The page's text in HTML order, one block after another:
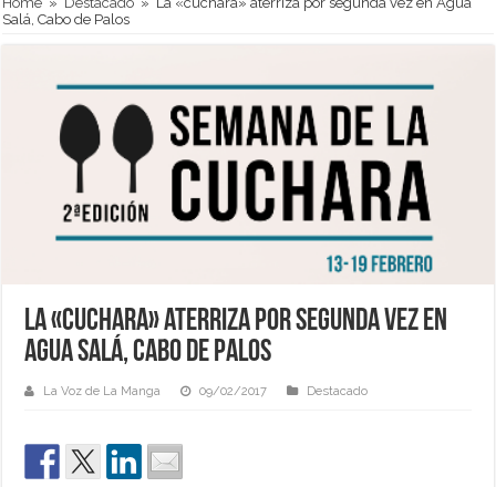
Salá, Cabo de Palos
La «cuchara» aterriza por segunda vez en
Agua Salá, Cabo de Palos
La Voz de La Manga 09/02/2017 Destacado